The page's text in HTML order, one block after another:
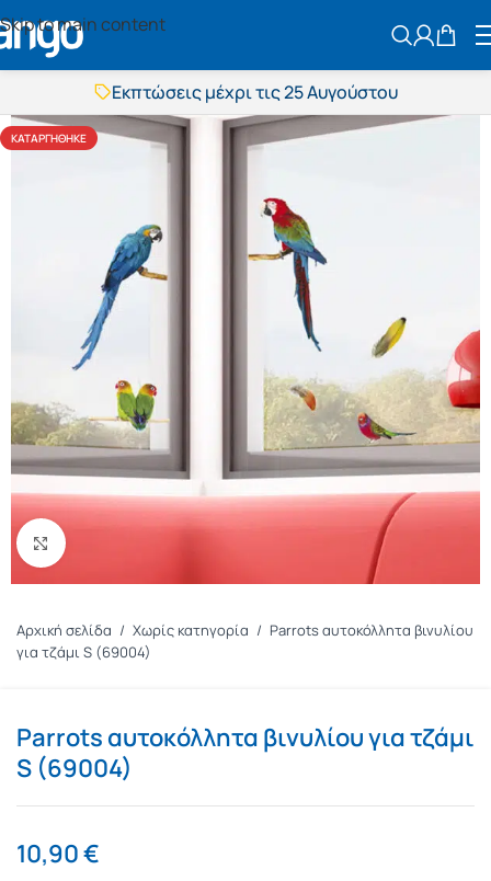
Skip to main content
Εκπτώσεις μέχρι τις 25 Αυγούστου
Δωρεάν μεταφορικά
BOXNOW αποστολή
Άμεση παράδοση
Δωρεάν μεταφορικά
BOXNOW αποστολή
Άμεση παράδοση
ΚΑΤΑΡΓΉΘΗΚΕ
Πατήστε για μεγέθυνση
Αρχική σελίδα / Χωρίς κατηγορία / Parrots αυτοκόλλητα βινυλίου
για τζάμι S (69004)
Parrots αυτοκόλλητα βινυλίου για τζάμι
S (69004)
10,90€